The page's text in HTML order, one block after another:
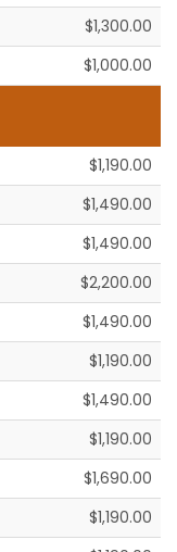
$1,300.00
$1,000.00
$1,190.00
$1,490.00
$1,490.00
$2,200.00
$1,490.00
$1,190.00
$1,490.00
$1,190.00
$1,690.00
$1,190.00